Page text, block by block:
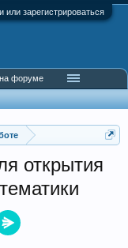
или зарегистрироваться
открытия
форуме